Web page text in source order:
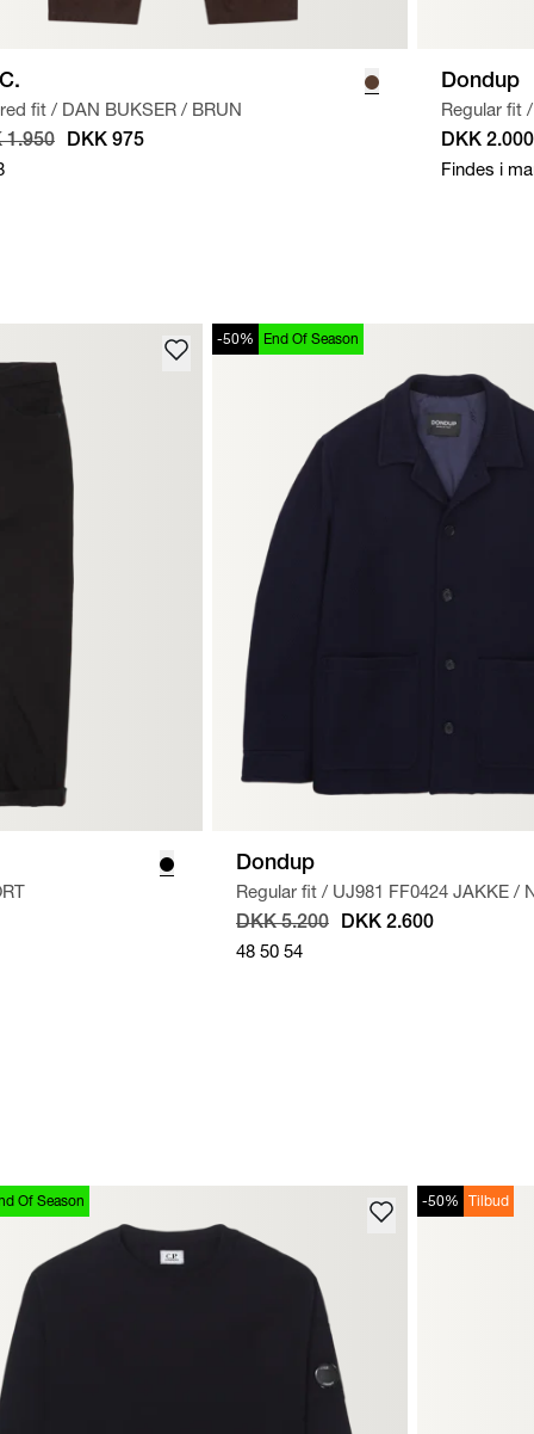
fit / DAN BUKSER / BRUN
1.950 DKK 975
Dondup
Regular fit /
DKK 2.000
Findes i
-50% End Of Season
Dondup
Regular fit / UJ981 FF0424 JAKKE /
DKK 5.200 DKK 2.600
48 50 54
Of Season -50% Tilbud